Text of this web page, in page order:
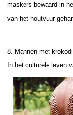
maskers bewaard in
van het houtvuur
8. Mannen met
In het culturele leven